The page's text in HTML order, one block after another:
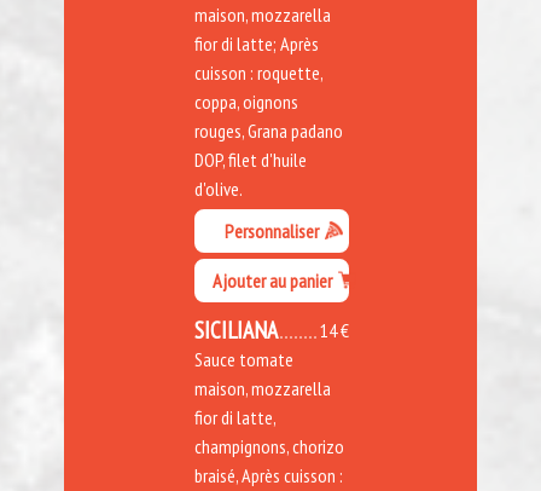
maison, mozzarella
fior di latte; Après
cuisson : roquette,
coppa, oignons
rouges, Grana padano
DOP, filet d'huile
d'olive.
Personnaliser
Ajouter au panier
14 €
SICILIANA
Sauce tomate
maison, mozzarella
fior di latte,
champignons, chorizo
braisé, Après cuisson :